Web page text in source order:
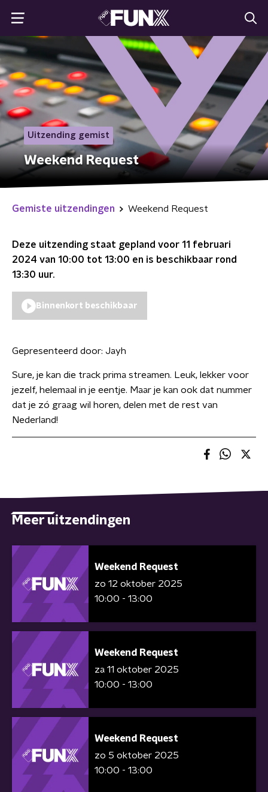
Uitzending gemist
Weekend Request
Gemiste uitzendingen Weekend Request
Deze uitzending staat gepland voor 11 februari
2024 van 10:00 tot 13:00 en is beschikbaar rond
13:30 uur.
Binnenkort beschikbaar
Gepresenteerd door: Jayh
Sure, je kan die track prima streamen. Leuk, lekker voor
jezelf, helemaal in je eentje. Maar je kan ook dat nummer
dat je zó graag wil horen, delen met de rest van
Nederland!
Meer uitzendingen
Weekend Request
zo 12 oktober 2025
10:00 - 13:00
Weekend Request
za 11 oktober 2025
10:00 - 13:00
Weekend Request
zo 5 oktober 2025
10:00 - 13:00